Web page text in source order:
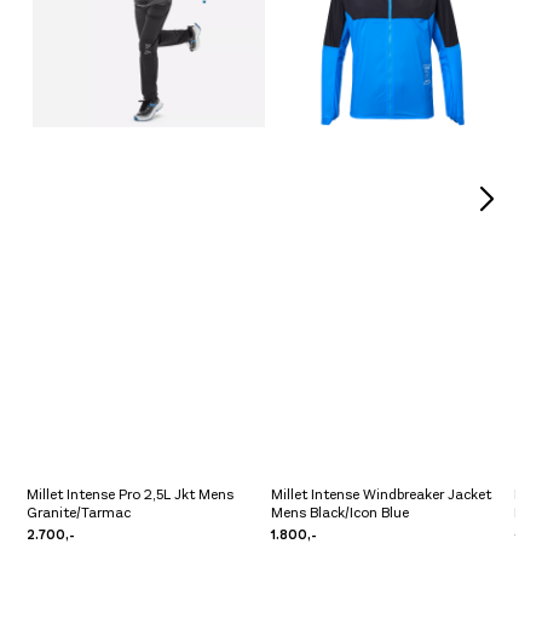
Millet Intense Pro 2,5L Jkt Mens
Granite/Tarmac
2.700,-
Millet Intense Windbreaker Jacket
Mens Black/Icon Blue
1.800,-